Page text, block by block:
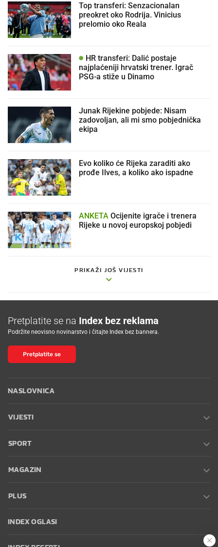
Top transferi: Senzacionalan
preokret oko Rodrija. Vinicius
prelomio oko Reala
HR transferi: Dalić postaje
najplaćeniji hrvatski trener. Igrač
PSG-a stiže u Dinamo
Junak Rijekine pobjede: Nisam
zadovoljan, ali mi smo pobjednička
ekipa
Evo koliko će Rijeka zaraditi ako
prođe Ilves, a koliko ako ispadne
ANKETA
Rijeke u novoj europskoj pobjedi
PRIKAŽI JOŠ VIJESTI
Pretplatite se na Index bez reklama
Podržite neovisno novinarstvo i čitajte Index bez bannera.
Pretplatite se
NASLOVNICA
VIJESTI
SPORT
MAGAZIN
PLUS
INDEX OGLASI